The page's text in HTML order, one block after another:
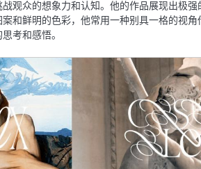
观众的想象⼒和认知。他的作品展现出极
和鲜明的⾊彩，他常⽤⼀种别具⼀格的视
考和感悟。